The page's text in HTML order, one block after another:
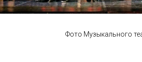
Фото Музыкального